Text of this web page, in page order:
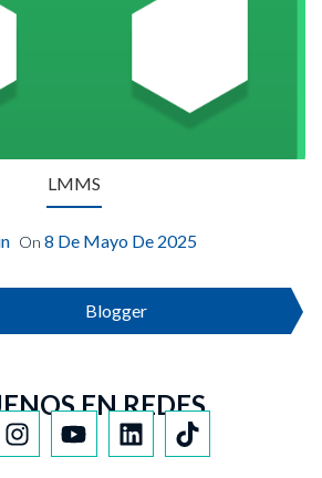
LMMS
On 8 De Mayo De 2025
Blogger
EN REDES